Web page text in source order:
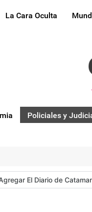
La Cara Oculta
Policiales y
El Diario de